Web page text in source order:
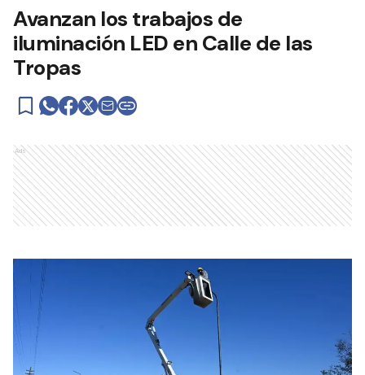
Avanzan los trabajos de
iluminación LED en Calle de las
Tropas
Ads